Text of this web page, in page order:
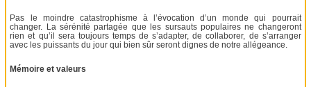
Pas le moindre catastrophisme à l’évocation d’un monde qui pourrait
changer. La sérénité partagée que les sursauts populaires ne changeront
rien et qu’il sera toujours temps de s’adapter, de collaborer, de s’arranger
avec les puissants du jour qui bien sûr seront dignes de notre allégeance.
Mémoire et valeurs